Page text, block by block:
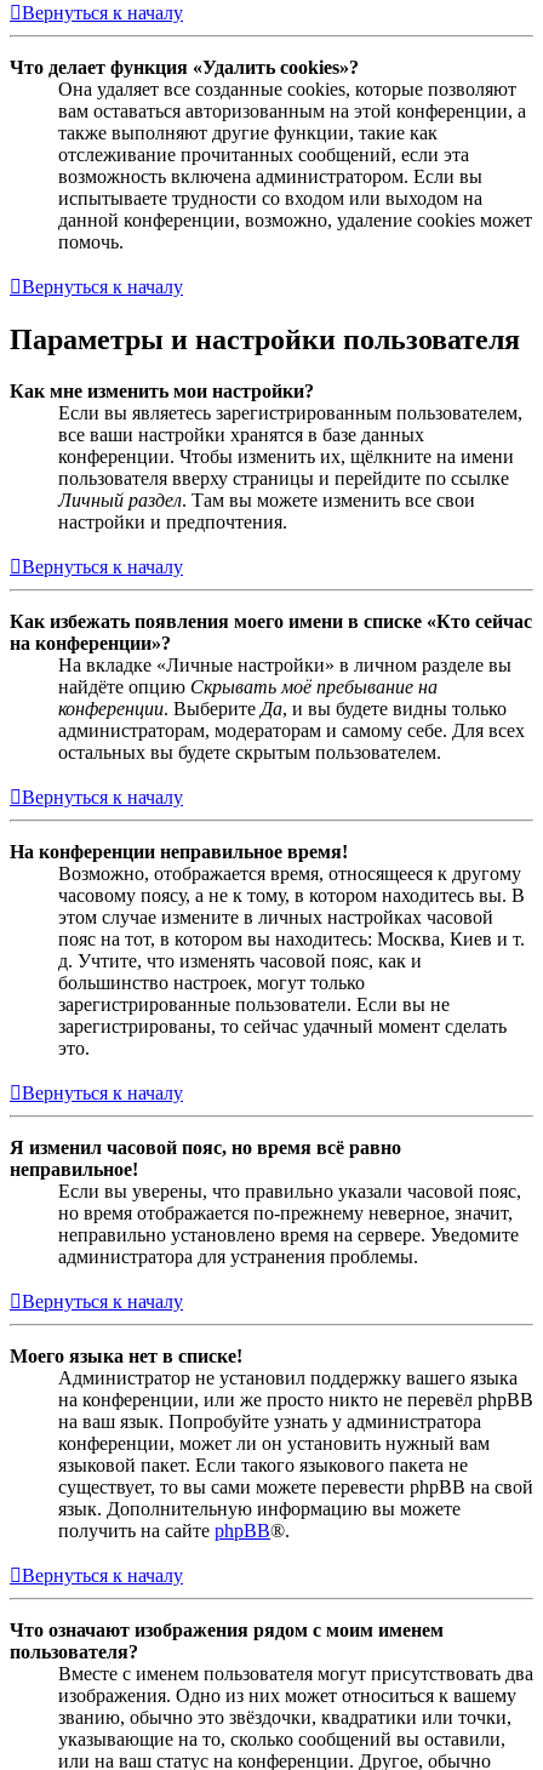
Вернуться к началу
Что делает функция «Удалить cookies»?
Она удаляет все созданные cookies, которые позволяют
вам оставаться авторизованным на этой конференции, а
также выполняют другие функции, такие как
отслеживание прочитанных сообщений, если эта
возможность включена администратором. Если вы
испытываете трудности со входом или выходом на
данной конференции, возможно, удаление cookies может
помочь.
Вернуться к началу
Параметры и настройки пользователя
Как мне изменить мои настройки?
Если вы являетесь зарегистрированным пользователем,
все ваши настройки хранятся в базе данных
конференции. Чтобы изменить их, щёлкните на имени
пользователя вверху страницы и перейдите по ссылке
Личный раздел. Там вы можете изменить все свои
настройки и предпочтения.
Вернуться к началу
Как избежать появления моего имени в списке «Кто сейчас
на конференции»?
На вкладке «Личные настройки» в личном разделе вы
найдёте опцию Скрывать моё пребывание на
конференции. Выберите Да, и вы будете видны только
администраторам, модераторам и самому себе. Для всех
остальных вы будете скрытым пользователем.
Вернуться к началу
На конференции неправильное время!
Возможно, отображается время, относящееся к другому
часовому поясу, а не к тому, в котором находитесь вы. В
этом случае измените в личных настройках часовой
пояс на тот, в котором вы находитесь: Москва, Киев и т.
д. Учтите, что изменять часовой пояс, как и
большинство настроек, могут только
зарегистрированные пользователи. Если вы не
зарегистрированы, то сейчас удачный момент сделать
это.
Вернуться к началу
Я изменил часовой пояс, но время всё равно
неправильное!
Если вы уверены, что правильно указали часовой пояс,
но время отображается по-прежнему неверное, значит,
неправильно установлено время на сервере. Уведомите
администратора для устранения проблемы.
Вернуться к началу
Моего языка нет в списке!
Администратор не установил поддержку вашего языка
на конференции, или же просто никто не перевёл phpBB
на ваш язык. Попробуйте узнать у администратора
конференции, может ли он установить нужный вам
языковой пакет. Если такого языкового пакета не
существует, то вы сами можете перевести phpBB на свой
язык. Дополнительную информацию вы можете
получить на сайте phpBB®.
Вернуться к началу
Что означают изображения рядом с моим именем
пользователя?
Вместе с именем пользователя могут присутствовать два
изображения. Одно из них может относиться к вашему
званию, обычно это звёздочки, квадратики или точки,
указывающие на то, сколько сообщений вы оставили,
или на ваш статус на конференции. Другое, обычно